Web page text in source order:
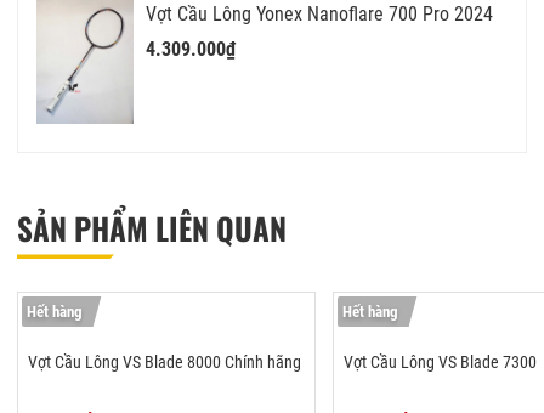
Vợt Cầu Lông Yonex Nanoflare 700 Pro 2024
4.309.000₫
SẢN PHẨM LIÊN QUAN
Hết hàng
Vợt Cầu Lông VS Blade 8000 Chính hãng
Hết hàng
Vợt Cầu Lông VS Blade 7300